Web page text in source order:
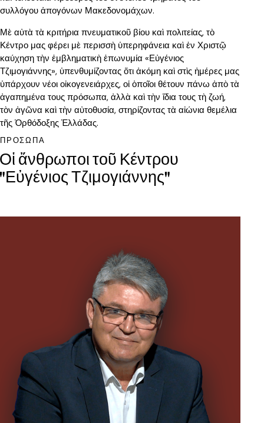
συλλόγου ἀπογόνων Μακεδονομάχων.
Μὲ αὐτὰ τὰ κριτήρια πνευματικοῦ βίου καὶ πολιτείας, τὸ
Κέντρο μας φέρει μὲ περισσὴ ὑπερηφάνεια καὶ ἐν Χριστῷ
καύχηση τὴν ἐμβληματικὴ ἐπωνυμία «Εὐγένιος
Τζιμογιάννης», ὑπενθυμίζοντας ὅτι ἀκόμη καὶ στὶς ἡμέρες μας
ὑπάρχουν νέοι οἰκογενειάρχες, οἱ ὁποῖοι θέτουν πάνω ἀπὸ τὰ
ἀγαπημένα τους πρόσωπα, ἀλλὰ καὶ τὴν ἴδια τους τὴ ζωή,
τὸν ἀγῶνα καὶ τὴν αὐτοθυσία, στηρίζοντας τὰ αἰώνια θεμέλια
τῆς Ὀρθόδοξης Ἑλλάδας.
ΠΡΟΣΩΠΑ
Οἱ ἄνθρωποι τοῦ Κέντρου
"Εὐγένιος Τζιμογιάννης"